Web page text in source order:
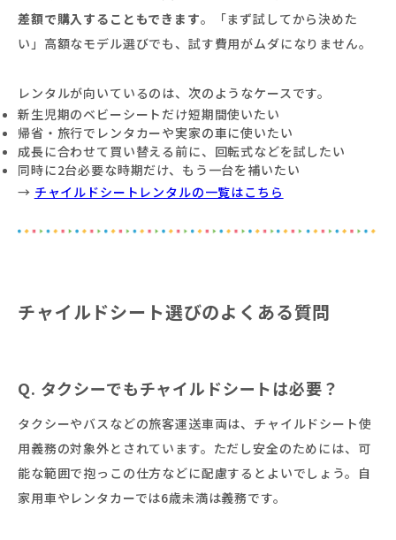
差額で購入することもできます。「まず試してから決めた
い」高額なモデル選びでも、試す費用がムダになりません。
レンタルが向いているのは、次のようなケースです。
新生児期のベビーシートだけ短期間使いたい
帰省・旅行でレンタカーや実家の車に使いたい
成長に合わせて買い替える前に、回転式などを試したい
同時に2台必要な時期だけ、もう一台を補いたい
→ チャイルドシートレンタルの一覧はこちら
チャイルドシート選びのよくある質問
Q. タクシーでもチャイルドシートは必要？
タクシーやバスなどの旅客運送車両は、チャイルドシート使
用義務の対象外とされています。ただし安全のためには、可
能な範囲で抱っこの仕方などに配慮するとよいでしょう。自
家用車やレンタカーでは6歳未満は義務です。